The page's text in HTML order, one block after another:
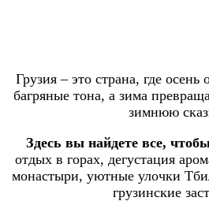
Грузия – это страна, где
багряные тона, а зима
зимнюю
Здесь вы найдете все,
отдых в горах, дегустация
монастыри, уютные улочки
грузинские